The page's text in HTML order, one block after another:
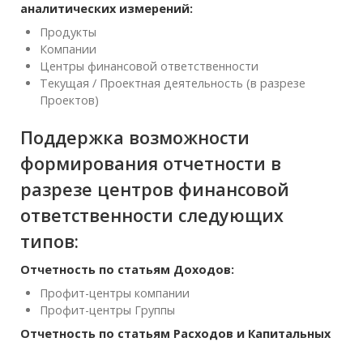
аналитических измерений:
Продукты
Компании
Центры финансовой ответственности
Текущая / Проектная деятельность (в разрезе
Проектов)
Поддержка возможности
формирования отчетности в
разрезе центров финансовой
ответственности следующих
типов:
Отчетность по статьям Доходов:
Профит-центры компании
Профит-центры Группы
Отчетность по статьям Расходов и Капитальных